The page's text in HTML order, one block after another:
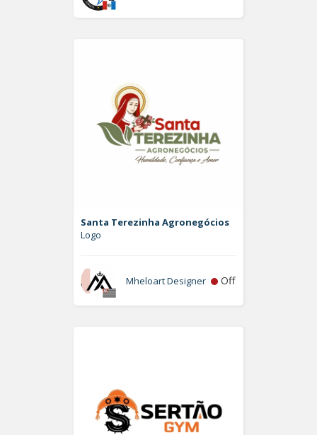
Santa Terezinha Agronegócios
Logo
Mheloart Designer Off